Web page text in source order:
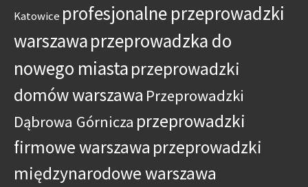
Katowice profesjonalne przeprowadzki
warszawaprzeprowadzka do
nowego miastaprzeprowadzki
domów warszawa Przeprowadzki
Dąbrowa Górnicza przeprowadzki
firmowe warszawa przeprowadzki
międzynarodowe warszawa